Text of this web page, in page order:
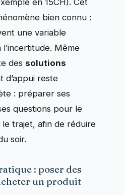
bien connu :
une variable
l’incertitude. Même
des solutions
d’appui reste
: préparer ses
questions pour le
le trajet, afin de réduire
soir.
: poser des
un produit